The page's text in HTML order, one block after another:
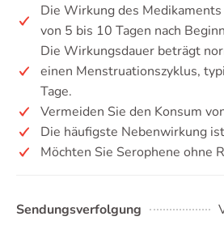
Die Wirkung des
von 5 bis 10 Tagen nach
Die Wirkungsdauer beträgt
einen Menstruationszyklus,
Tage.
Vermeiden Sie den Konsum
Die häufigste Nebenwirkung
Möchten Sie Serophene ohne
Sendungsverfolgung